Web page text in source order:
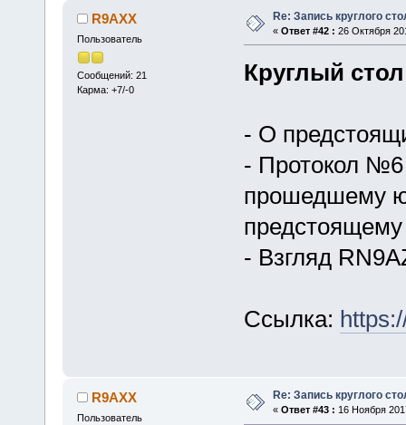
R9AXX
Пользователь
Сообщений: 21
Карма: +7/-0
Re: Запись круглого
« Ответ #42 : 26 Октября
Круглый
- О
- Протокол
прошедшему
- Взгляд
Ссылка:
R9AXX
Пользователь
Re: Запись круглого
« Ответ #43 : 16 Ноября